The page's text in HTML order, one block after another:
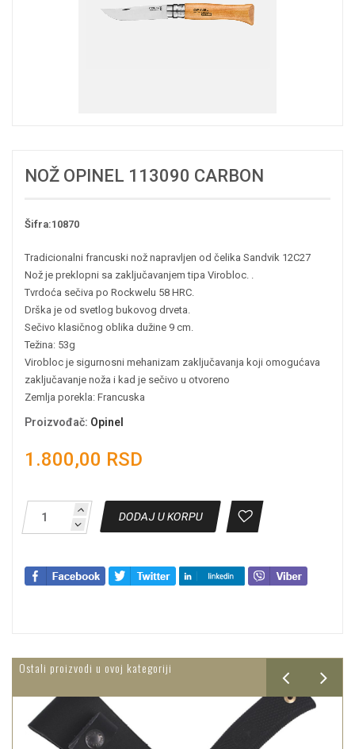
NOŽ OPINEL 113090 CARBON
Šifra:10870
Tradicionalni francuski nož napravljen od čelika Sandvik 12C27
Nož je preklopni sa zaključavanjem tipa Virobloc. .
Tvrdoća sečiva po Rockwelu 58 HRC.
Drška je od svetlog bukovog drveta.
Sečivo klasičnog oblika dužine 9 cm.
Težina: 53g
Virobloc je sigurnosni mehanizam zaključavanja koji omogućava
zaključavanje noža i kad je sečivo u otvoreno
Zemlja porekla: Francuska
Proizvođač: Opinel
1.800,00 RSD
DODAJ U KORPU
Ostali proizvodi u ovoj kategoriji